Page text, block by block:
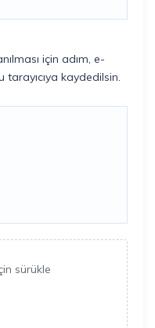
için adım, e-
kaydedilsin.
sürükle